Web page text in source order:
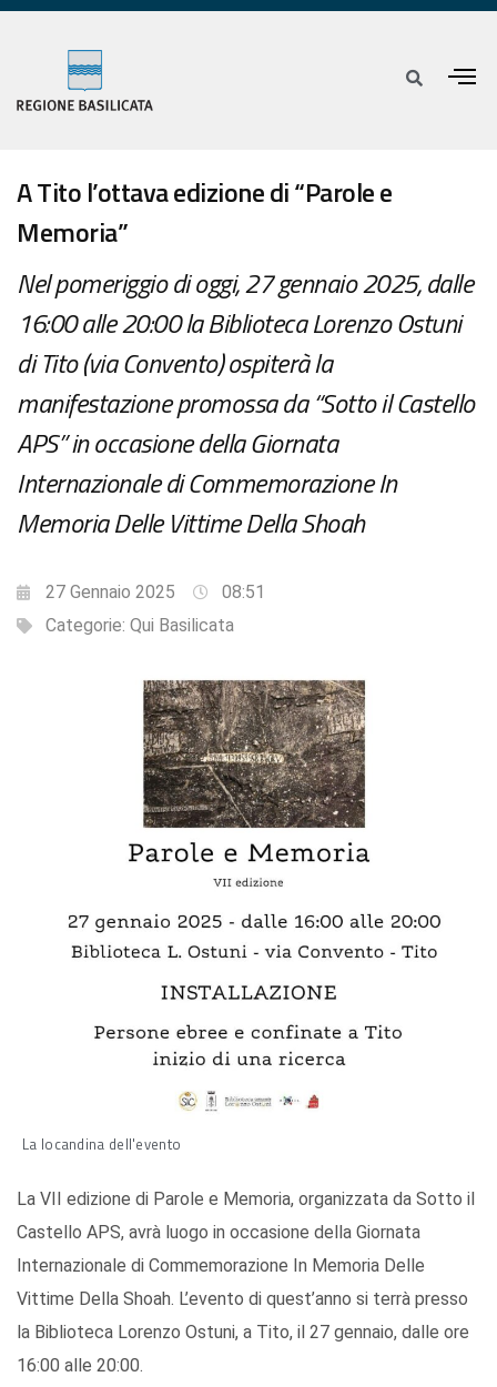
A Tito l’ottava edizione di “Parole e
Memoria”
Nel pomeriggio di oggi, 27 gennaio 2025, dalle
16:00 alle 20:00 la Biblioteca Lorenzo Ostuni
di Tito (via Convento) ospiterà la
manifestazione promossa da “Sotto il Castello
APS” in occasione della Giornata
Internazionale di Commemorazione In
Memoria Delle Vittime Della Shoah
27 Gennaio 2025
08:51
Categorie: Qui Basilicata
La locandina dell'evento
La VII edizione di Parole e Memoria, organizzata da Sotto il
Castello APS, avrà luogo in occasione della Giornata
Internazionale di Commemorazione In Memoria Delle
Vittime Della Shoah. L’evento di quest’anno si terrà presso
la Biblioteca Lorenzo Ostuni, a Tito, il 27 gennaio, dalle ore
16:00 alle 20:00.